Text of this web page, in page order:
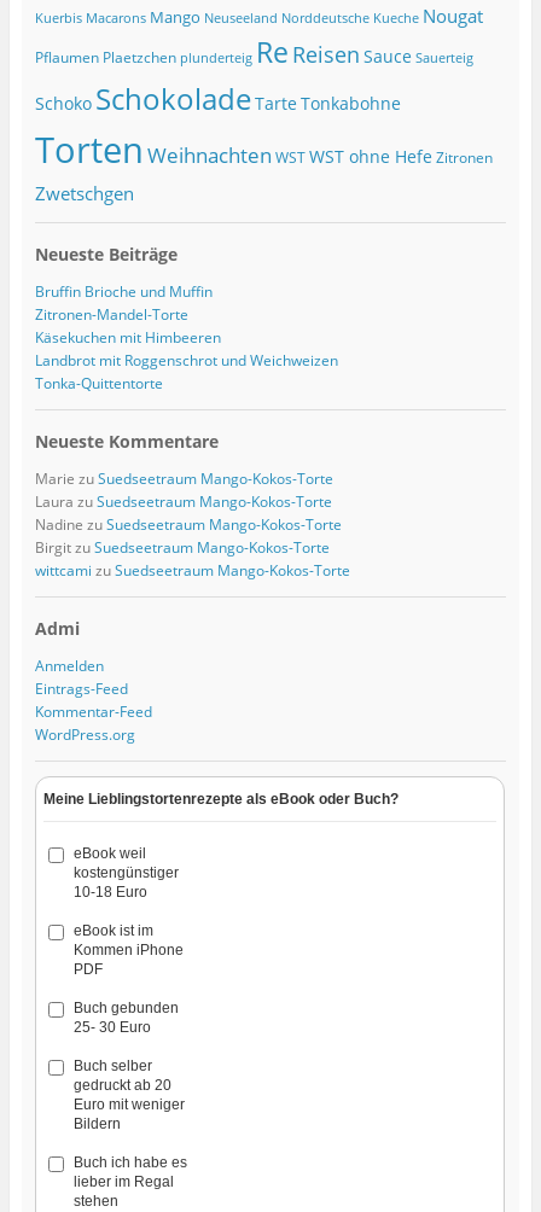
Kuerbis Macarons Mango Neuseeland Norddeutsche Kueche Nougat
Pflaumen Plaetzchen plunderteig Re Reisen Sauce Sauerteig
Schoko SchokoladeTarteTonkabohne
Torten Weihnachten WST WST ohne Hefe Zitronen
Zwetschgen
Neueste Beiträge
Bruffin Brioche und Muffin
Zitronen-Mandel-Torte
Käsekuchen mit Himbeeren
Landbrot mit Roggenschrot und Weichweizen
Tonka-Quittentorte
Neueste Kommentare
Marie zuSuedseetraum Mango-Kokos-Torte
Laura zuSuedseetraum Mango-Kokos-Torte
Nadine zuSuedseetraum Mango-Kokos-Torte
BirgitzuSuedseetraum Mango-Kokos-Torte
wittcami zuSuedseetraum Mango-Kokos-Torte
Admi
Anmelden
Eintrags-Feed
Kommentar-Feed
WordPress.org
Meine Lieblingstortenrezepte als eBook oder Buch?
eBook weil
kostengünstiger
10-18 Euro
eBook ist im
Kommen iPhone
PDF
Buch gebunden
25- 30 Euro
Buch selber
gedruckt ab 20
Euro mit weniger
Bildern
Buch ich habe es
lieber im Regal
stehen